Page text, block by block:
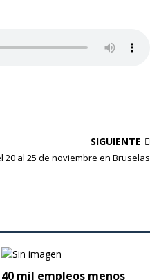
SIGUIENTE
20 al 25 de noviembre en Bruselas
40 mil empleos menos